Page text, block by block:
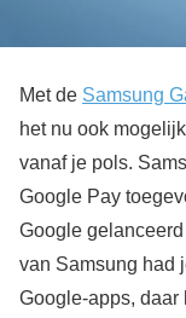
Met de Samsung
het nu ook
vanaf je pols.
Google Pay
Google
van Samsung had
Google-apps, daar